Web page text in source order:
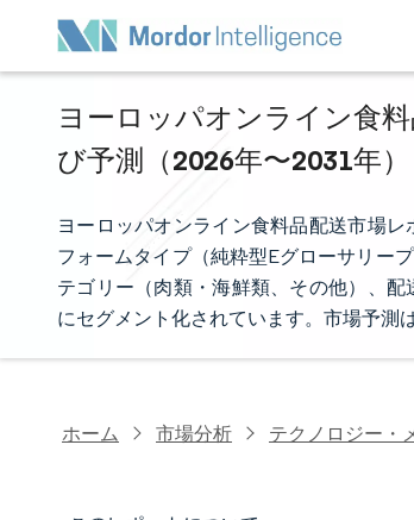
ヨーロッパオンライン食
び予測（2026年〜2031年）
ヨーロッパオンライン食料品配送市場
フォームタイプ（純粋型Eグローサリー
テゴリー（肉類・海鮮類、その他）、
にセグメント化されています。市場予測
ホーム 市場分析 テクノロジー・